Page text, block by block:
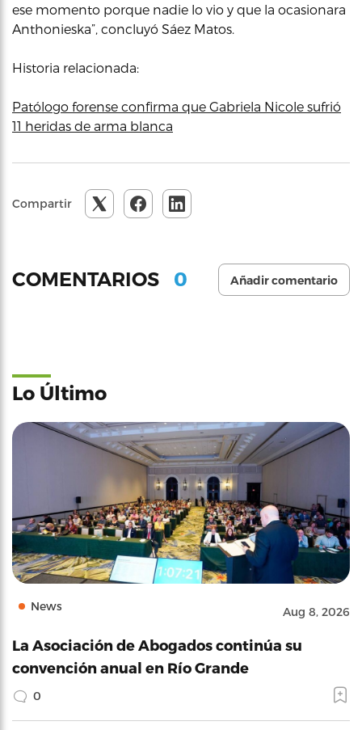
ese momento porque nadie lo vio y que la ocasionara
Anthonieska”, concluyó Sáez Matos.
Historia relacionada:
Patólogo forense confirma que Gabriela Nicole sufrió
11 heridas de arma blanca
Compartir
COMENTARIOS 0 Añadir comentario
Lo Último
News Aug 8, 2026
La Asociación de Abogados continúa su
convención anual en Río Grande
0